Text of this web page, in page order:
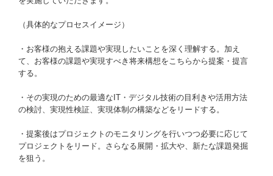
（具体的なプロセスイメージ）
・お客様の抱える課題や実現したいことを深く理解する。加え
て、お客様の課題や実現すべき将来構想をこちらから提案・提言
する。
・その実現のための最適なIT・デジタル技術の目利きや活用方法
の検討、実現性検証、実現体制の構築などをリードする。
・提案後はプロジェクトのモニタリングを行いつつ必要に応じて
プロジェクトをリード。さらなる展開・拡大や、新たな課題発掘
を狙う。